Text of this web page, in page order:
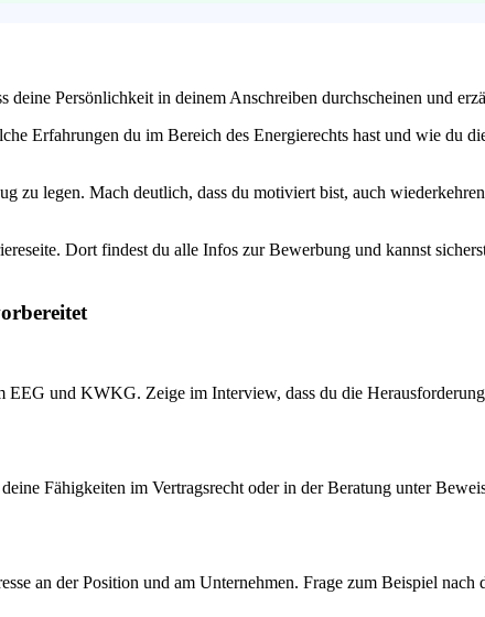
Persönlichkeit in deinem Anschreiben durchscheinen und
Erfahrungen du im Bereich des Energierechts hast und wie du
zu legen. Mach deutlich, dass du motiviert bist, auch
Dort findest du alle Infos zur Bewerbung und kannst
und KWKG. Zeige im Interview, dass du die
Fähigkeiten im Vertragsrecht oder in der Beratung unter
an der Position und am Unternehmen. Frage zum Beispiel